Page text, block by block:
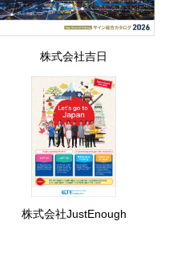
株式会社吉日
株式会社JustEnough